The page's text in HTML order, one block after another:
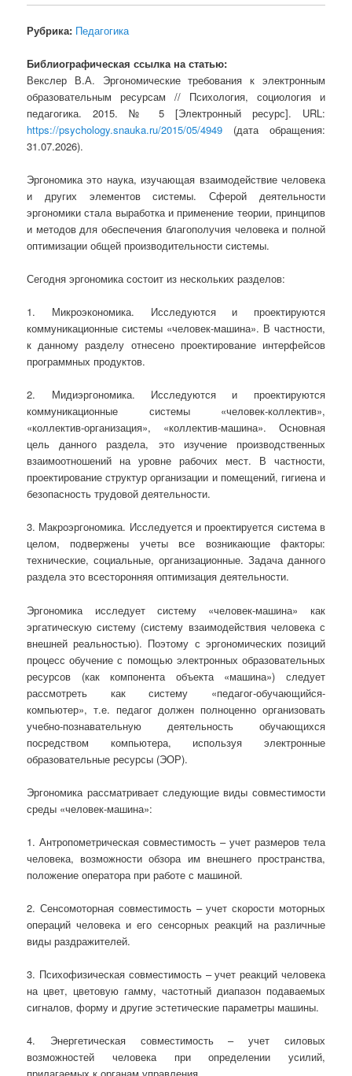
Рубрика: Педагогика
Библиографическая ссылка на статью:
Векслер В.А. Эргономические требования к электронным
образовательным ресурсам // Психология, социология и
педагогика. 2015. № 5 [Электронный ресурс]. URL:
https://psychology.snauka.ru/2015/05/4949 (дата обращения:
31.07.2026).
Эргономика это наука, изучающая взаимодействие человека
и других элементов системы. Сферой деятельности
эргономики стала выработка и применение теории, принципов
и методов для обеспечения благополучия человека и полной
оптимизации общей производительности системы.
Сегодня эргономика состоит из нескольких разделов:
1. Микроэкономика. Исследуются и проектируются
коммуникационные системы «человек-машина». В частности,
к данному разделу отнесено проектирование интерфейсов
программных продуктов.
2. Мидиэргономика. Исследуются и проектируются
коммуникационные системы «человек-коллектив»,
«коллектив-организация», «коллектив-машина». Основная
цель данного раздела, это изучение производственных
взаимоотношений на уровне рабочих мест. В частности,
проектирование структур организации и помещений, гигиена и
безопасность трудовой деятельности.
3. Макроэргономика. Исследуется и проектируется система в
целом, подвержены учеты все возникающие факторы:
технические, социальные, организационные. Задача данного
раздела это всесторонняя оптимизация деятельности.
Эргономика исследует систему «человек-машина» как
эргатическую систему (систему взаимодействия человека с
внешней реальностью). Поэтому с эргономических позиций
процесс обучение с помощью электронных образовательных
ресурсов (как компонента объекта «машина») следует
рассмотреть как систему «педагог-обучающийся-
компьютер», т.е. педагог должен полноценно организовать
учебно-познавательную деятельность обучающихся
посредством компьютера, используя электронные
образовательные ресурсы (ЭОР).
Эргономика рассматривает следующие виды совместимости
среды «человек-машина»:
1. Антропометрическая совместимость – учет размеров тела
человека, возможности обзора им внешнего пространства,
положение оператора при работе с машиной.
2. Сенсомоторная совместимость – учет скорости моторных
операций человека и его сенсорных реакций на различные
виды раздражителей.
3. Психофизическая совместимость – учет реакций человека
на цвет, цветовую гамму, частотный диапазон подаваемых
сигналов, форму и другие эстетические параметры машины.
4. Энергетическая совместимость – учет силовых
возможностей человека при определении усилий,